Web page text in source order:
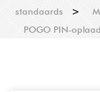
standaards >
POGO PIN-